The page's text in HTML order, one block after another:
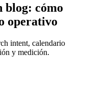
blog: cómo
operativo
intent, calendario
y medición.